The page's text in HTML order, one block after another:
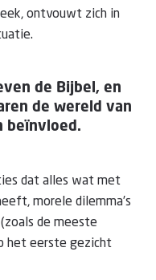
ontvouwt zich in
de Bijbel, en
de wereld van
beïnvloed.
dat alles wat met
morele dilemma’s
de meeste
het eerste gezicht